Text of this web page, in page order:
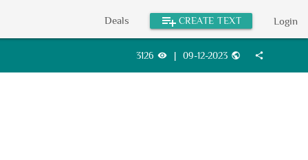
Deals playlist_add CREATE TEXT Login
3126 visibility | 09-12-2023 public share